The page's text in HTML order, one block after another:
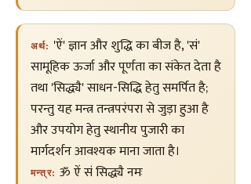
अर्थ: 'ऐं' ज्ञान और शुद्धि का बीज है, 'सं'
सामूहिक ऊर्जा और पूर्णता का संकेत देता है
तथा 'सिद्ध्यै' साधन-सिद्धि हेतु समर्पित है;
परन्तु यह मन्त्र तन्त्रपरंपरा से जुड़ा हुआ है
और उपयोग हेतु स्थानीय पुजारी का
मार्गदर्शन आवश्यक माना जाता है।
मन्त्र: ॐ ऐं सं सिद्ध्यै नमः